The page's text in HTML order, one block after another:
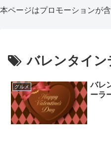
本ページはプロモーションが
バレンタイン
グルメ
バレ
ーラ